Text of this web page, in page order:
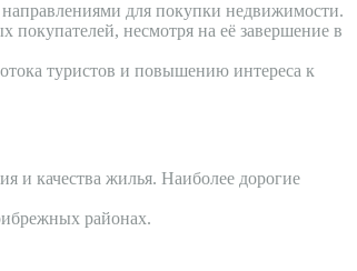
для покупки недвижимости.
покупателей, несмотря на её завершение в
туристов и повышению интереса к
и качества жилья. Наиболее дорогие
районах.